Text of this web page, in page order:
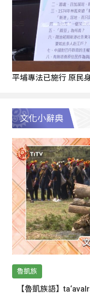
平埔專法已施行 原民
文化小辭典
魯凱族
【魯凱族語】